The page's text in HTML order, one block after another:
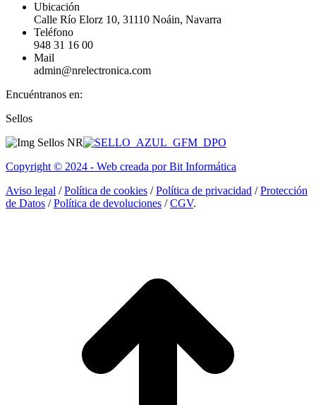
Ubicación
Calle Río Elorz 10, 31110 Noáin, Navarra
Teléfono
948 31 16 00
Mail
admin@nrelectronica.com
Encuéntranos en:
Facebook
opens
new
Linkedin
opens
new
Instagram
opens
new
Sellos
Copyright © 2024 - Web creada por Bit Informática
Aviso legal /Política de cookies /Política de privacidad /Protección
de Datos /Política de devoluciones /CGV.